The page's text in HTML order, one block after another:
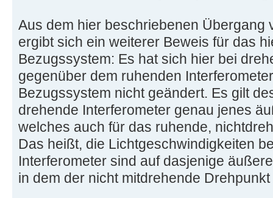
Aus dem hier beschriebenen Übergang
ergibt sich ein weiterer Beweis für das
Bezugssystem: Es hat sich hier bei
gegenüber dem ruhenden
Bezugssystem nicht geändert. Es gilt
drehende Interferometer genau jenes
welches auch für das ruhende,
Das heißt, die Lichtgeschwindigkeiten
Interferometer sind auf dasjenige
in dem der nicht mitdrehende